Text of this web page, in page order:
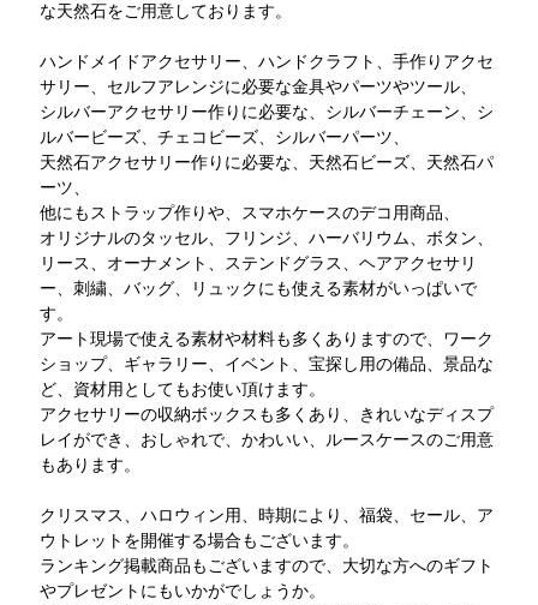
な天然石をご用意しております。
ハンドメイドアクセサリー、ハンドクラフト、手作りアクセ
サリー、セルフアレンジに必要な金具やパーツやツール、
シルバーアクセサリー作りに必要な、シルバーチェーン、シ
ルバービーズ、チェコビーズ、シルバーパーツ、
天然石アクセサリー作りに必要な、天然石ビーズ、天然石パ
ーツ、
他にもストラップ作りや、スマホケースのデコ用商品、
オリジナルのタッセル、フリンジ、ハーバリウム、ボタン、
リース、オーナメント、ステンドグラス、ヘアアクセサリ
ー、刺繍、バッグ、リュックにも使える素材がいっぱいで
す。
アート現場で使える素材や材料も多くありますので、ワーク
ショップ、ギャラリー、イベント、宝探し用の備品、景品な
ど、資材用としてもお使い頂けます。
アクセサリーの収納ボックスも多くあり、きれいなディスプ
レイができ、おしゃれで、かわいい、ルースケースのご用意
もあります。
クリスマス、ハロウィン用、時期により、福袋、セール、ア
ウトレットを開催する場合もございます。
ランキング掲載商品もございますので、大切な方へのギフト
やプレゼントにもいかがでしょうか。